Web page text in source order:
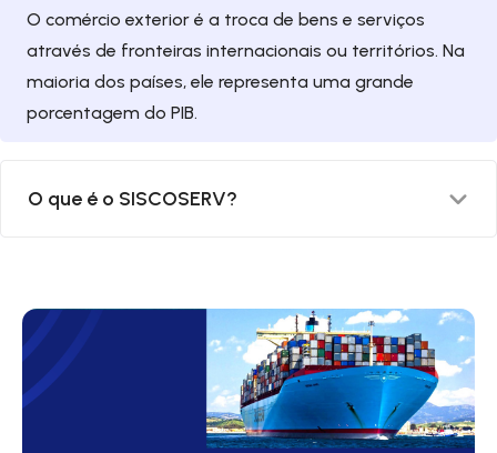
O comércio exterior é a troca de bens e serviços
através de fronteiras internacionais ou territórios. Na
maioria dos países, ele representa uma grande
porcentagem do PIB.
O que é o SISCOSERV?
Operações que Produzam Variações no Patrimônio
(Siscoserv). Ele foi instituído pela Portaria RFB/MF
1.908/2012.